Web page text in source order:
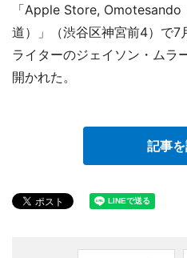
「Apple Store, Omotesando
道）」（渋谷区神宮前4）で7
ライターのジェイソン・ムラ
開かれた。
記事